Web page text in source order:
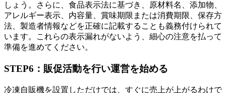
しょう。さらに、食品表示法に基づき、原材料名、添加物、
アレルギー表示、内容量、賞味期限または消費期限、保存方
法、製造者情報などを正確に記載することも義務付けられて
います。これらの表示漏れがないよう、細心の注意を払って
準備を進めてください。
STEP6：販促活動を行い運営を始める
冷凍自販機を設置しただけでは、すぐに売上が上がるわけで